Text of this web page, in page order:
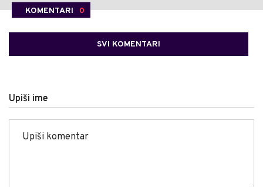
KOMENTARI 0
SVI KOMENTARI
Upiši ime